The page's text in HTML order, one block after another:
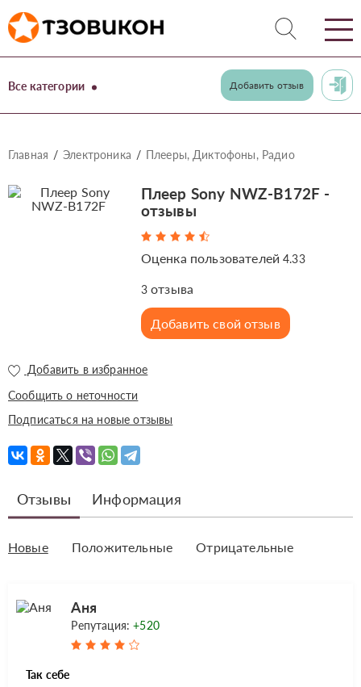
Все категории Добавить отзыв
Главная Электроника Плееры, Диктофоны, Радио
Плеер Sony NWZ-B172F -
отзывы
Оценка пользователей4.33
3отзыва
Добавить свой отзыв
Добавить в избранное
Сообщить о неточности
Подписаться на новые отзывы
Отзывы Информация
Новые Положительные Отрицательные
Аня
Репутация:+520
Так себе